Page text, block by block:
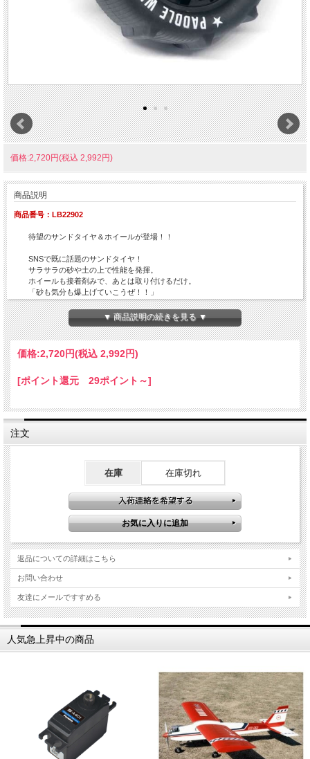
価格:2,720円(税込 2,992円)
商品説明
商品番号：LB22902
待望のサンドタイヤ＆ホイールが登場！！
SNSで既に話題のサンドタイヤ！
サラサラの砂や土の上で性能を発揮。
ホイールも接着剤みで、あとは取り付けるだけ。
「砂も気分も爆上げていこうぜ！！」
⬛︎ホイール：外径52㎜／内径44㎜
⬛︎六角ハブ仕様：対辺12㎜
▼ 商品説明の続きを見る ▼
価格:2,720円(税込 2,992円)
[ポイント還元 29ポイント～]
注文
在庫 在庫切れ
返品についての詳細はこちら
お問い合わせ
友達にメールですすめる
人気急上昇中の商品